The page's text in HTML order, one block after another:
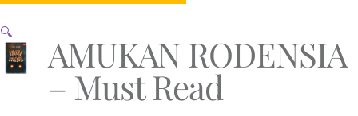
🔍 AMUKAN RODENSIA
– Must Read